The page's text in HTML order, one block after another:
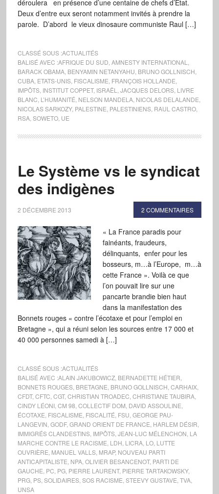
déroulera en présence d’une centaine de chefs d’Etat.
Deux d’entre eux seront notamment invités à prendre la
parole. D’abord le vieux dinosaure communiste Raul […]
CLASSÉ SOUS :ACTUALITÉS
BALISÉ AVEC :AFRIQUE DU SUD AMNESTY INTERNATIONAL
BARACK OBAMA, BENYAMIN NETANYAHU BRUNO GOLLNISCH
CUBA, ETATS-UNIS, FISCALISME FRANÇOIS HOLLANDE
IMPÔTS, INSTITUT COPPET, ISRAËL JACQUES DELORS, LIVRE
BLANC L’HUMANITÉ NELSON MANDELA, NICOLAS DELALANDE
NICOLAS SARKOZY, PALESTINE PALESTINIENS, RAUL CASTRO,
RSA, SOWETO, UE
Le Système vs le syndicat
des indigènes
2 DÉCEMBRE 2013 2 COMMENTAIRES
« La France paradis pour
fainéants, fraudeurs,
délinquants, enfer pour les
bosseurs, m…à l’Europe, m…à
cette France ». Voilà ce que
l’on pouvait lire sur une
pancarte brandie bien haut
dans la manifestation des
Bonnets rouges « contre l’écotaxe et pour l’emploi en
Bretagne », qui a réuni selon les sources entre 17 000 et
40 000 personnes samedi à […]
CLASSÉ SOUS :ACTUALITÉS
BALISÉ AVEC :ALAIN JAKUBOWICZ, BERNADETTE HÉTIER
BONNETS ROUGES, BRETAGNE BRUNO GOLLNISCH CARHAIX,
CFDT, CFTC CGT, CHRISTIAN TROADEC CHRISTIANE TAUBIRA,
CINDY LÉONI, CM 98 COLLECTIF DOM DAVID ASSOULINE
ÉCOTAXE FISCALISME FISCALITÉ FSU GEORGE PAU-
LANGEVIN GODF, GRAND ORIENT DE FRANCE HARLEM DÉSIR
IMMIGRÉS CLANDESTINS, IMPÔTS, JEAN-LUC MÉLENCHON LA
MARCHE CONTRE LE RACISME LDH LICRA, LO, LUTTE
OUVRIÈRE MANUEL VALLS, MRAP, NOUVEAU PARTI
ANTICAPITALISTE NPA, OLIVIER BESANCENOT, PARTI DE
GAUCHE PC PG, PIERRE LAURENT, PIERRE TARTAKOWSKY,
PRG, PS, SOLIDAIRES, SOS RACISME STEEVY GUSTAVE TVA,
UNSA